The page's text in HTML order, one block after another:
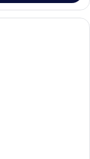
mit einem Bett,